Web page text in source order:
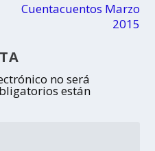
Cuentacuentos Marzo
2015
no será
están